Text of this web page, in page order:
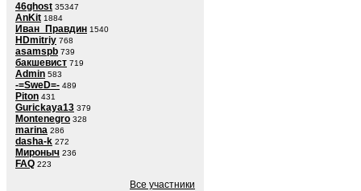
46ghost 35347
AnKit 1884
Иван_Правдин 1540
HDmitriy 768
asamspb 739
бакшевист 719
Admin 583
-=SweD=- 489
Piton 431
Gurickaya13 379
Montenegro 328
marina 286
dasha-k 272
Мироныч 236
FAQ 223
Все участники